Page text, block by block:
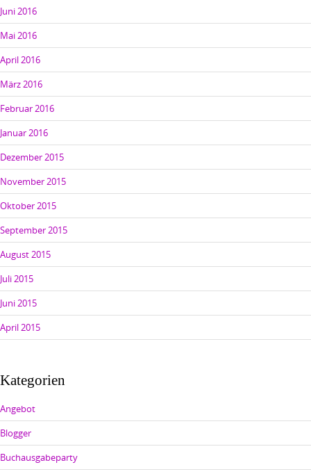
Juni 2016
Mai 2016
April 2016
März 2016
Februar 2016
Januar 2016
Dezember 2015
November 2015
Oktober 2015
September 2015
August 2015
Juli 2015
Juni 2015
April 2015
Kategorien
Angebot
Blogger
Buchausgabeparty